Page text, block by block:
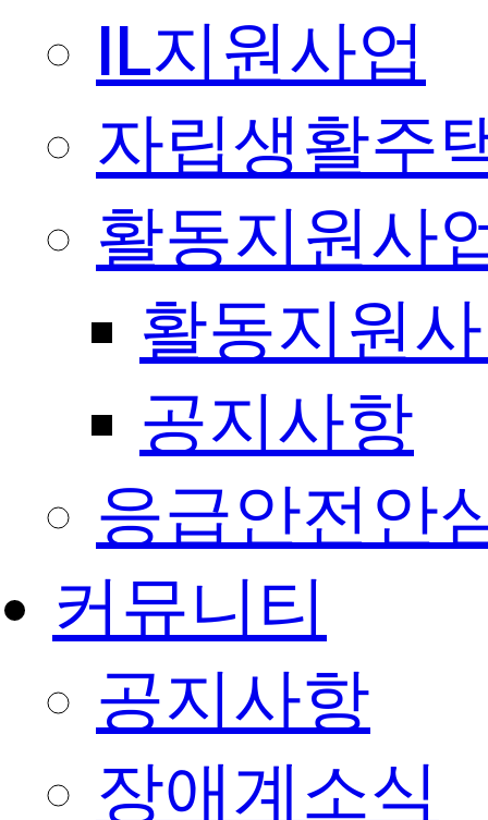
IL지원사업
자립생활주
활동지원사
활동지원
공지사항
응급안전안
커뮤니티
공지사항
장애계소식